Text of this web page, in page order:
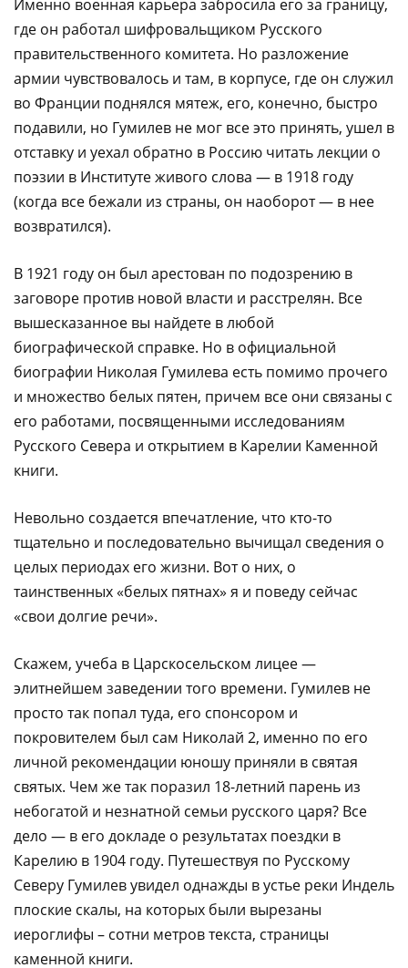
Именно военная карьера забросила его за границу,
где он работал шифровальщиком Русского
правительственного комитета. Но разложение
армии чувствовалось и там, в корпусе, где он служил
во Франции поднялся мятеж, его, конечно, быстро
подавили, но Гумилев не мог все это принять, ушел в
отставку и уехал обратно в Россию читать лекции о
поэзии в Институте живого слова — в 1918 году
(когда все бежали из страны, он наоборот — в нее
возвратился).
В 1921 году он был арестован по подозрению в
заговоре против новой власти и расстрелян. Все
вышесказанное вы найдете в любой
биографической справке. Но в официальной
биографии Николая Гумилева есть помимо прочего
и множество белых пятен, причем все они связаны с
его работами, посвященными исследованиям
Русского Севера и открытием в Карелии Каменной
книги.
Невольно создается впечатление, что кто-то
тщательно и последовательно вычищал сведения о
целых периодах его жизни. Вот о них, о
таинственных «белых пятнах» я и поведу сейчас
«свои долгие речи».
Скажем, учеба в Царскосельском лицее —
элитнейшем заведении того времени. Гумилев не
просто так попал туда, его спонсором и
покровителем был сам Николай 2, именно по его
личной рекомендации юношу приняли в святая
святых. Чем же так поразил 18-летний парень из
небогатой и незнатной семьи русского царя? Все
дело — в его докладе о результатах поездки в
Карелию в 1904 году. Путешествуя по Русскому
Северу Гумилев увидел однажды в устье реки Индель
плоские скалы, на которых были вырезаны
иероглифы – сотни метров текста, страницы
каменной книги.